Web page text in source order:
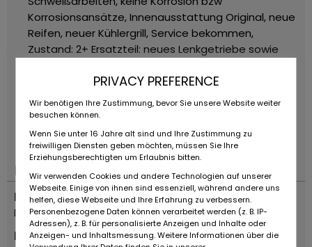
Korrosionsansätze, Innenausstattung Original, neue
Reifen, neuer Kühlergrill, Service bekommen,
Zustand: 2+ Ersatzteil: neues Lenkgetriebe sowie
Alle Angaben ohne Gewähr, da im
Zulauf!ZUBEHÖRANGABEN OHNE GEWÄHR,
Änderungen, Zwischenverkauf und Irrtümer
vorbehalten!----.
Plaats
Land
Duitsland
Plaats
PRIVACY PREFERENCE
Wir benötigen Ihre Zustimmung, bevor Sie unsere Website weiter
besuchen können.
Wenn Sie unter 16 Jahre alt sind und Ihre Zustimmung zu
freiwilligen Diensten geben möchten, müssen Sie Ihre
Erziehungsberechtigten um Erlaubnis bitten.
Wir verwenden Cookies und andere Technologien auf unserer
Webseite. Einige von ihnen sind essenziell, während andere uns
helfen, diese Webseite und Ihre Erfahrung zu verbessern.
Personenbezogene Daten können verarbeitet werden (z. B. IP-
Adressen), z. B. für personalisierte Anzeigen und Inhalte oder
Anzeigen- und Inhaltsmessung. Weitere Informationen über die